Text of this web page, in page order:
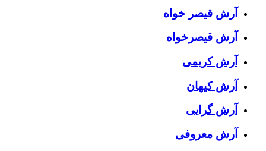
آرش قیصر خواه
آرش قیصرخواه
آرش کریمی
آرش کیهان
آرش گرایی
آرش معروفی